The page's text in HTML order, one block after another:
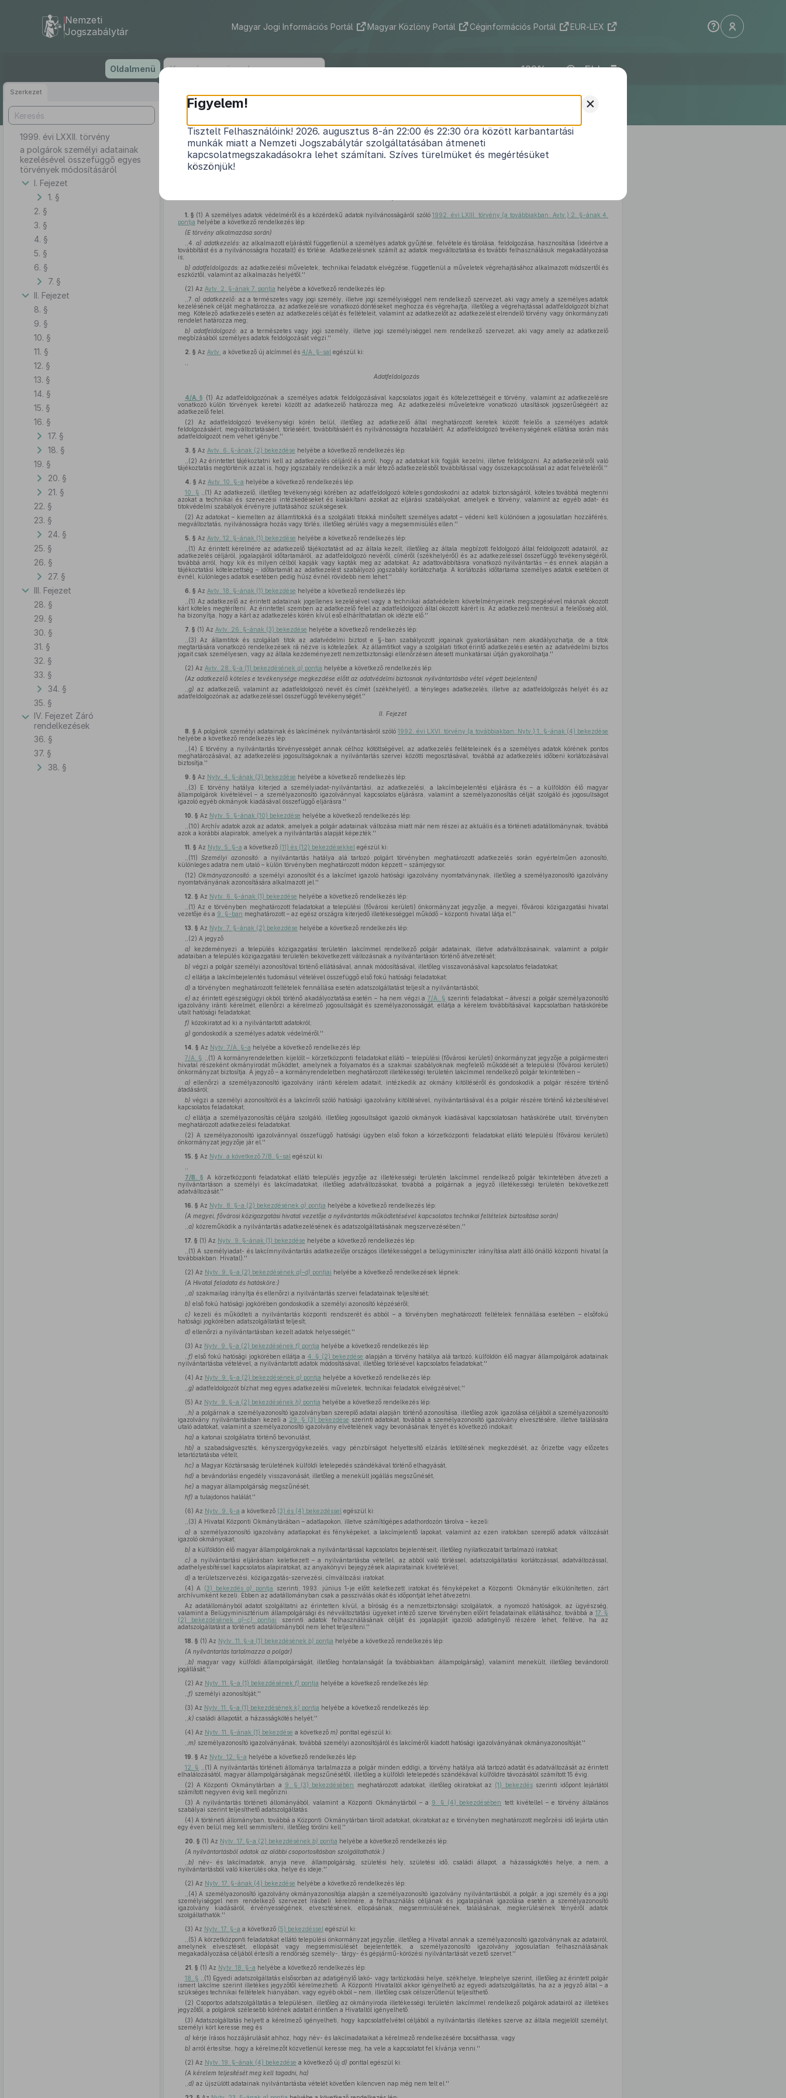
tartalomra
Nemzeti
Jogszabálytár
Magyar Jogi Információs Portál Magyar Közlöny Portál Céginformációs Portál EUR-LEX
Oldalmenü ELI
Szerkezet
1999. évi LXXII. törvény
a polgárok személyi adatainak
kezelésével összefüggő egyes
törvények módosításáról
I. Fejezet
1. §
2. §
3. §
4. §
5. §
6. §
7. §
II. Fejezet
8. §
9. §
10. §
11. §
12. §
13. §
14. §
15. §
16. §
17. §
18. §
19. §
20. §
21. §
22. §
23. §
24. §
25. §
26. §
27. §
III. Fejezet
28. §
29. §
30. §
31. §
32. §
33. §
34. §
35. §
IV. Fejezet Záró
rendelkezések
36. §
37. §
38. §
1999. évi LXXII. törvény
a polgárok személyi adatainak kezelésével összefüggő egyes törvények
módosításáról1
1. § (1) A személyes adatok védelméről és a közérdekű adatok nyilvánosságáról szóló1992. évi LXIII. törvény (a továbbiakban: Avtv.) 2. §-ának 4.
pontja helyébe a következő rendelkezés lép:
(E törvény alkalmazása során)
,,4.a) adatkezelés: az alkalmazott eljárástól függetlenül a személyes adatok gyűjtése, felvétele és tárolása, feldolgozása, hasznosítása (ideértve a
továbbítást és a nyilvánosságra hozatalt) és törlése. Adatkezelésnek számít az adatok megváltoztatása és további felhasználásuk megakadályozása
is;
b) adatfeldolgozás: az adatkezelési műveletek, technikai feladatok elvégzése, függetlenül a műveletek végrehajtásához alkalmazott módszertől és
eszköztől, valamint az alkalmazás helyétől.''
(2) Az Avtv. 2. §-ának 7. pontja helyébe a következő rendelkezés lép:
,,7.a) adatkezelő: az a természetes vagy jogi személy, illetve jogi személyiséggel nem rendelkező szervezet, aki vagy amely a személyes adatok
kezelésének célját meghatározza, az adatkezelésre vonatkozó döntéseket meghozza és végrehajtja, illetőleg a végrehajtással adatfeldolgozót bízhat
meg. Kötelező adatkezelés esetén az adatkezelés célját és feltételeit, valamint az adatkezelőt az adatkezelést elrendelő törvény vagy önkormányzati
rendelet határozza meg;
b) adatfeldolgozó: az a természetes vagy jogi személy, illetve jogi személyiséggel nem rendelkező szervezet, aki vagy amely az adatkezelő
megbízásából személyes adatok feldolgozását végzi.''
2. § Az Avtv. a következő új alcímmel és 4/A. §-sal egészül ki:
Adatfeldolgozás
4/A. § (1) Az adatfeldolgozónak a személyes adatok feldolgozásával kapcsolatos jogait és kötelezettségeit e törvény, valamint az adatkezelésre
vonatkozó külön törvények keretei között az adatkezelő határozza meg. Az adatkezelési műveletekre vonatkozó utasítások jogszerűségéért az
adatkezelő felel.
(2) Az adatfeldolgozó tevékenységi körén belül, illetőleg az adatkezelő által meghatározott keretek között felelős a személyes adatok
feldolgozásáért, megváltoztatásáért, törléséért, továbbításáért és nyilvánosságra hozataláért. Az adatfeldolgozó tevékenységének ellátása során más
adatfeldolgozót nem vehet igénybe.''
3. § Az Avtv. 6. §-ának (2) bekezdése helyébe a következő rendelkezés lép:
,,(2) Az érintettet tájékoztatni kell az adatkezelés céljáról és arról, hogy az adatokat kik fogják kezelni, illetve feldolgozni. Az adatkezelésről való
tájékoztatás megtörténik azzal is, hogy jogszabály rendelkezik a már létező adatkezelésből továbbítással vagy összekapcsolással az adat felvételéről.''
4. § Az Avtv. 10. §-a helyébe a következő rendelkezés lép:
10. § ,,(1) Az adatkezelő, illetőleg tevékenységi körében az adatfeldolgozó köteles gondoskodni az adatok biztonságáról, köteles továbbá megtenni
azokat a technikai és szervezési intézkedéseket és kialakítani azokat az eljárási szabályokat, amelyek e törvény, valamint az egyéb adat- és
titokvédelmi szabályok érvényre juttatásához szükségesek.
(2) Az adatokat – kiemelten az államtitokká és a szolgálati titokká minősített személyes adatot – védeni kell különösen a jogosulatlan hozzáférés,
megváltoztatás, nyilvánosságra hozás vagy törlés, illetőleg sérülés vagy a megsemmisülés ellen.''
5. § Az Avtv. 12. §-ának (1) bekezdése helyébe a következő rendelkezés lép:
,,(1) Az érintett kérelmére az adatkezelő tájékoztatást ad az általa kezelt, illetőleg az általa megbízott feldolgozó által feldolgozott adatairól, az
adatkezelés céljáról, jogalapjáról időtartamáról, az adatfeldolgozó nevéről, címéről (székhelyéről) és az adatkezeléssel összefüggő tevékenységéről,
továbbá arról, hogy kik és milyen célból kapják vagy kapták meg az adatokat. Az adattovábbításra vonatkozó nyilvántartás – és ennek alapján a
tájékoztatási kötelezettség – időtartamát az adatkezelést szabályozó jogszabály korlátozhatja. A korlátozás időtartama személyes adatok esetében öt
évnél, különleges adatok esetében pedig húsz évnél rövidebb nem lehet.''
6. § Az Avtv. 18. §-ának (1) bekezdése helyébe a következő rendelkezés lép:
,,(1) Az adatkezelő az érintett adatainak jogellenes kezelésével vagy a technikai adatvédelem követelményeinek megszegésével másnak okozott
kárt köteles megtéríteni. Az érintettel szemben az adatkezelő felel az adatfeldolgozó által okozott kárért is. Az adatkezelő mentesül a felelősség alól,
ha bizonyítja, hogy a kárt az adatkezelés körén kívül eső elháríthatatlan ok idézte elő.''
7. § (1) Az Avtv. 26. §-ának (3) bekezdése helyébe a következő rendelkezés lép:
,,(3) Az államtitok és szolgálati titok az adatvédelmi biztost e §-ban szabályozott jogainak gyakorlásában nem akadályozhatja, de a titok
megtartására vonatkozó rendelkezések rá nézve is kötelezőek. Az államtitkot vagy a szolgálati titkot érintő adatkezelés esetén az adatvédelmi biztos
jogait csak személyesen, vagy az általa kezdeményezett nemzetbiztonsági ellenőrzésen átesett munkatársai útján gyakorolhatja.''
(2) Az Avtv. 28. §-a (1) bekezdésének g) pontja helyébe a következő rendelkezés lép:
(Az adatkezelő köteles e tevékenysége megkezdése előtt az adatvédelmi biztosnak nyilvántartásba vétel végett bejelenteni)
g) az adatkezelő, valamint az adatfeldolgozó nevét és címét (székhelyét), a tényleges adatkezelés, illetve az adatfeldolgozás helyét és az
adatfeldolgozónak az adatkezeléssel összefüggő tevékenységét.''
II. Fejezet
8. § A polgárok személyi adatainak és lakcímének nyilvántartásáról szóló1992. évi LXVI. törvény (a továbbiakban: Nytv.) 1. §-ának (4) bekezdése
helyébe a következő rendelkezés lép:
,,(4) E törvény a nyilvántartás törvényességét annak célhoz kötöttségével, az adatkezelés feltételeinek és a személyes adatok körének pontos
meghatározásával, az adatkezelési jogosultságoknak a nyilvántartás szervei közötti megosztásával, továbbá az adatkezelés időbeni korlátozásával
biztosítja.''
9. § Az Nytv. 4. §-ának (3) bekezdése helyébe a következő rendelkezés lép:
,,(3) E törvény hatálya kiterjed a személyiadat-nyilvántartási, az adatkezelési, a lakcímbejelentési eljárásra és – a külföldön élő magyar
állampolgárok kivételével – a személyazonosító igazolvánnyal kapcsolatos eljárásra, valamint a személyazonosítás célját szolgáló és jogosultságot
igazoló egyéb okmányok kiadásával összefüggő eljárásra.''
10. § Az Nytv. 5. §-ának (10) bekezdése helyébe a következő rendelkezés lép:
,,(10) Archív adatok azok az adatok, amelyek a polgár adatainak változása miatt már nem részei az aktuális és a történeti adatállománynak, továbbá
azok a korábbi alapiratok, amelyek a nyilvántartás alapját képezték.''
11. § Az Nytv. 5. §-a a következő (11) és (12) bekezdésekkel egészül ki:
,,(11)Személyi azonosító: a nyilvántartás hatálya alá tartozó polgárt törvényben meghatározott adatkezelés során egyértelműen azonosító,
különleges adatra nem utaló – külön törvényben meghatározott módon képzett – számjegysor.
(12) Okmányazonosító: a személyi azonosítót és a lakcímet igazoló hatósági igazolvány nyomtatványnak, illetőleg a személyazonosító igazolvány
nyomtatványának azonosítására alkalmazott jel.''
12. § Az Nytv. 6. §-ának (1) bekezdése helyébe a következő rendelkezés lép:
,,(1) Az e törvényben meghatározott feladatokat a települési (fővárosi kerületi) önkormányzat jegyzője, a megyei, fővárosi közigazgatási hivatal
vezetője és a 9. §-ban meghatározott – az egész országra kiterjedő illetékességgel működő – központi hivatal látja el.''
13. § Az Nytv. 7. §-ának (2) bekezdése helyébe a következő rendelkezés lép:
,,(2) A jegyző
a) kezdeményezi a település közigazgatási területén lakcímmel rendelkező polgár adatainak, illetve adatváltozásainak, valamint a polgár
adataiban a település közigazgatási területén bekövetkezett változásnak a nyilvántartáson történő átvezetését;
b) végzi a polgár személyi azonosítóval történő ellátásával, annak módosításával, illetőleg visszavonásával kapcsolatos feladatokat;
c) ellátja a lakcímbejelentés tudomásul vételével összefüggő első fokú hatósági feladatokat;
d) a törvényben meghatározott feltételek fennállása esetén adatszolgáltatást teljesít a nyilvántartásból;
e) az érintett egészségügyi okból történő akadályoztatása esetén – ha nem végzi a7/A. § szerinti feladatokat – átveszi a polgár személyazonosító
igazolvány iránti kérelmét, ellenőrzi a kérelmező jogosultságát és személyazonosságát, ellátja a kérelem továbbításával kapcsolatban hatáskörébe
utalt hatósági feladatokat;
f) közokiratot ad ki a nyilvántartott adatokról;
g) gondoskodik a személyes adatok védelméről.''
14. § Az Nytv. 7/A. §-a helyébe a következő rendelkezés lép:
7/A. §
,,(1) A kormányrendeletben kijelölt – körzetközponti feladatokat ellátó – települési (fővárosi kerületi) önkormányzat jegyzője a polgármesteri
hivatal részeként okmányirodát működtet, amelynek a folyamatos és a szakmai szabályoknak megfelelő működését a települési (fővárosi kerületi)
önkormányzat biztosítja. A jegyző – a kormányrendeletben meghatározott illetékességi területén lakcímmel rendelkező polgár tekintetében –
a) ellenőrzi a személyazonosító igazolvány iránti kérelem adatait, intézkedik az okmány kitöltéséről és gondoskodik a polgár részére történő
átadásáról;
b) végzi a személyi azonosítóról és a lakcímről szóló hatósági igazolvány kitöltésével, nyilvántartásával és a polgár részére történő kézbesítésével
kapcsolatos feladatokat;
c) ellátja a személyazonosítás céljára szolgáló, illetőleg jogosultságot igazoló okmányok kiadásával kapcsolatosan hatáskörébe utalt, törvényben
meghatározott adatkezelési feladatokat.
(2) A személyazonosító igazolvánnyal összefüggő hatósági ügyben első fokon a körzetközponti feladatokat ellátó települési (fővárosi kerületi)
önkormányzat jegyzője jár el.''
15. § Az Nytv. a következő 7/B. §-sal egészül ki:
7/B. § A körzetközponti feladatokat ellátó település jegyzője az illetékességi területén lakcímmel rendelkező polgár tekintetében átvezeti a
nyilvántartáson a személyi és lakcímadatokat, illetőleg adatváltozásokat, továbbá a polgárnak a jegyző illetékességi területén bekövetkezett
adatváltozását.''
16. § Az Nytv. 8. §-a (2) bekezdésének a) pontja helyébe a következő rendelkezés lép:
(A megyei, fővárosi közigazgatási hivatal vezetője a nyilvántartás működtetésével kapcsolatos technikai feltételek biztosítása során)
a) közreműködik a nyilvántartás adatkezelésének és adatszolgáltatásának megszervezésében;''
17. § (1) Az Nytv. 9. §-ának (1) bekezdése helyébe a következő rendelkezés lép:
,,(1) A személyiadat- és lakcímnyilvántartás adatkezelője országos illetékességgel a belügyminiszter irányítása alatt álló önálló központi hivatal (a
továbbiakban: Hivatal).''
(2) Az Nytv. 9. §-a (2) bekezdésének a)–d) pontjai helyébe a következő rendelkezések lépnek:
(A Hivatal feladata és hatásköre:)
a) szakmailag irányítja és ellenőrzi a nyilvántartás szervei feladatainak teljesítését;
b) első fokú hatósági jogkörében gondoskodik a személyi azonosító képzéséről;
c) kezeli és működteti a nyilvántartás központi rendszerét és abból – a törvényben meghatározott feltételek fennállása esetében – elsőfokú
hatósági jogkörében adatszolgáltatást teljesít;
d) ellenőrzi a nyilvántartásban kezelt adatok helyességét;''
(3) Az Nytv. 9. §-a (2) bekezdésének f) pontja helyébe a következő rendelkezés lép:
f) első fokú hatósági jogkörében ellátja a 4. § (2) bekezdése alapján a törvény hatálya alá tartozó, külföldön élő magyar állampolgárok adatainak
nyilvántartásba vételével, a nyilvántartott adatok módosításával, illetőleg törlésével kapcsolatos feladatokat;''
(4) Az Nytv. 9. §-a (2) bekezdésének g) pontja helyébe a következő rendelkezés lép:
g) adatfeldolgozót bízhat meg egyes adatkezelési műveletek, technikai feladatok elvégzésével;''
(5) Az Nytv. 9. §-a (2) bekezdésének h) pontja helyébe a következő rendelkezés lép:
h) a polgárnak a személyazonosító igazolványban szereplő adatai alapján történő azonosítása, illetőleg azok igazolása céljából a személyazonosító
igazolvány nyilvántartásban kezeli a 29. § (3) bekezdése szerinti adatokat, továbbá a személyazonosító igazolvány elvesztésére, illetve találására
utaló adatokat, valamint a személyazonosító igazolvány elvételének vagy bevonásának tényét és következő indokait:
ha) a katonai szolgálatra történő bevonulást,
hb) a szabadságvesztés, kényszergyógykezelés, vagy pénzbírságot helyettesítő elzárás letöltésének megkezdését, az őrizetbe vagy előzetes
letartóztatásba vételt,
hc) a Magyar Köztársaság területének külföldi letelepedés szándékával történő elhagyását,
hd) a bevándorlási engedély visszavonását, illetőleg a menekült jogállás megszűnését,
he) a magyar állampolgárság megszűnését,
hf) a tulajdonos halálát.''
(6) Az Nytv. 9. §-a a következő (3) és (4) bekezdéssel egészül ki:
,,(3) A Hivatal Központi Okmánytárában – adatlapokon, illetve számítógépes adathordozón tárolva – kezeli:
a) a személyazonosító igazolvány adatlapokat és fényképeket, a lakcímjelentő lapokat, valamint az ezen iratokban szereplő adatok változását
igazoló okmányokat;
b) a külföldön élő magyar állampolgároknak a nyilvántartással kapcsolatos bejelentéseit, illetőleg nyilatkozatait tartalmazó iratokat;
c) a nyilvántartási eljárásban keletkezett – a nyilvántartásba vétellel, az abból való törléssel, adatszolgáltatási korlátozással, adatváltozással,
adathelyesbítéssel kapcsolatos alapiratokat, az anyakönyvi bejegyzések alapiratainak kivételével;
d) a területszervezési, közigazgatás-szervezési, címváltozási iratokat.
(4) A (3) bekezdésa) pontja szerinti, 1993. június 1-je előtt keletkezett iratokat és fényképeket a Központi Okmánytár elkülönítetten, zárt
archívumként kezeli. Ebben az adatállományban csak a passziválás okát és időpontját lehet átvezetni.
Az adatállományból adatot szolgáltatni az érintetten kívül, a bíróság és a nemzetbiztonsági szolgálatok, a nyomozó hatóságok, az ügyészség,
valamint a Belügyminisztérium állampolgársági és névváltoztatási ügyeket intéző szerve törvényben előírt feladatainak ellátásához, továbbá a 17. §
(2) bekezdéséneka)–c) pontjai
szerinti adatok felhasználásának célját és jogalapját igazoló adatigénylő részére lehet, feltéve, ha az
adatszolgáltatást a történeti adatállományból nem lehet teljesíteni.''
18. § (1) Az Nytv. 11. §-a (1) bekezdésének b) pontja helyébe a következő rendelkezés lép:
(A nyilvántartás tartalmazza a polgár)
b) magyar vagy külföldi állampolgárságát, illetőleg hontalanságát (a továbbiakban: állampolgárság), valamint menekült, illetőleg bevándorolt
jogállását;''
(2) Az Nytv. 11. §-a (1) bekezdésének f) pontja helyébe a következő rendelkezés lép:
f) személyi azonosítóját;''
(3) Az Nytv. 11. §-a (1) bekezdésének k) pontja helyébe a következő rendelkezés lép:
k) családi állapotát, a házasságkötés helyét;''
(4) Az Nytv. 11. §-ának (1) bekezdése a következő m) ponttal egészül ki:
m) személyazonosító igazolványának, továbbá személyi azonosítójáról és lakcíméről kiadott hatósági igazolványának okmányazonosítóját.''
19. § Az Nytv. 12. §-a helyébe a következő rendelkezés lép:
12. §
,,(1) A nyilvántartás történeti állománya tartalmazza a polgár minden eddigi, a törvény hatálya alá tartozó adatát és adatváltozását az érintett
elhalálozásától, magyar állampolgárságának megszűnésétől, illetőleg a külföldi letelepedés szándékával külföldre távozásától számított 15 évig.
(2) A Központi Okmánytárban a 9. § (3) bekezdésében meghatározott adatokat, illetőleg okiratokat az (1) bekezdésszerinti időpont lejártától
számított negyven évig kell megőrizni.
(3) A nyilvántartás történeti állományából, valamint a Központi Okmánytárból – a 9. § (4) bekezdésében tett kivétellel – e törvény általános
szabályai szerint teljesíthető adatszolgáltatás.
(4) A történeti állományban, továbbá a Központi Okmánytárban tárolt adatokat, okiratokat az e törvényben meghatározott megőrzési idő lejárta után
egy éven belül meg kell semmisíteni, illetőleg törölni kell.''
20. § (1) Az Nytv. 17. §-a (2) bekezdésének b) pontja helyébe a következő rendelkezés lép:
(A nyilvántartásból adatok az alábbi csoportosításban szolgáltathatók:)
b) név- és lakcímadatok, anyja neve, állampolgárság, születési hely, születési idő, családi állapot, a házasságkötés helye, a nem, a
nyilvántartásból való kikerülés oka, helye és ideje;''
(2) Az Nytv. 17. §-ának (4) bekezdése helyébe a következő rendelkezés lép:
,,(4) A személyazonosító igazolvány okmányazonosítója alapján a személyazonosító igazolvány nyilvántartásból, a polgár, a jogi személy és a jogi
személyiséggel nem rendelkező szervezet írásbeli kérelmére, a felhasználás céljának és jogalapjának igazolása esetén a személyazonosító
igazolvány kiadásáról, érvényességének, elvesztésének, ellopásának, megsemmisülésének, találásának, megkerülésének tényéről adatok
szolgáltathatók.''
(3) Az Nytv. 17. §-a a következő (5) bekezdéssel egészül ki:
,,(5) A körzetközponti feladatokat ellátó települési önkormányzat jegyzője, illetőleg a Hivatal annak a személyazonosító igazolványnak az adatairól,
amelynek elvesztését, ellopását vagy megsemmisülését bejelentették, a személyazonosító igazolvány jogosulatlan felhasználásának
megakadályozása céljából értesíti a rendőrség személy-, tárgy- és gépjármű-körözési nyilvántartását vezető szervet.''
21. § (1) Az Nytv. 18. §-a helyébe a következő rendelkezés lép:
18. § ,,(1) Egyedi adatszolgáltatás elsősorban az adatigénylő lakó- vagy tartózkodási helye, székhelye, telephelye szerint, illetőleg az érintett polgár
ismert lakcíme szerint illetékes jegyzőtől kérelmezhető. A Központi Hivataltól akkor igényelhető az egyedi adatszolgáltatás, ha az a jegyző által – a
szükséges technikai feltételek hiányában, vagy egyéb okból – nem, illetőleg csak célszerűtlenül teljesíthető.
(2) Csoportos adatszolgáltatás a településen, illetőleg az okmányiroda illetékességi területén lakcímmel rendelkező polgárok adatairól az illetékes
jegyzőtől, a polgárok szélesebb körének adatait érintően a Hivataltól igényelhető.
(3) Adatszolgáltatás helyett a kérelmező igényelheti, hogy kapcsolatfelvétel céljából a nyilvántartás illetékes szerve az általa megjelölt személyt,
személyi kört keresse meg és
a) kérje írásos hozzájárulását ahhoz, hogy név- és lakcímadataikat a kérelmező rendelkezésére bocsáthassa, vagy
b) arról értesítse, hogy a kérelmezőt közvetlenül keresse meg, ha vele a kapcsolatot fel kívánja venni.''
(2) Az Nytv. 19. §-ának (4) bekezdése a következő új d) ponttal egészül ki:
(A kérelem teljesítését meg kell tagadni, ha)
d) az újszülött adatainak nyilvántartásba vételét követően kilencven nap még nem telt el.''
+
Figyelem!
Tisztelt Felhasználóink! 2026. augusztus 8-án 22:00 és 22:30 óra között karbantartási
munkák miatt a Nemzeti Jogszabálytár szolgáltatásában átmeneti
kapcsolatmegszakadásokra lehet számítani. Szíves türelmüket és megértésüket
köszönjük!